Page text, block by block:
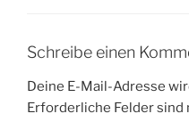
Schreibe einen
Deine E-Mail-Adresse
Erforderliche Felder sind